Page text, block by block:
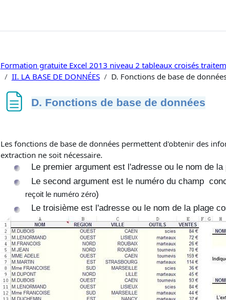
Formation gratuite Excel 2013 niveau 2 tableaux croisés
II. LA BASE DE DONNÉES
D. Fonctions de base de
D. Fonctions de base de données
Les fonctions de base de données permettent d'obtenir des
extraction ne soit nécessaire.
Le premier argument est l'adresse ou le nom de la
Le second argument est le numéro du champ
reçoit le numéro zéro)
Le troisième est l'adresse ou le nom de la plage